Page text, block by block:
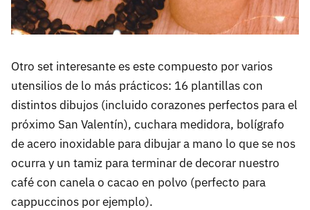
Otro set interesante es este compuesto por varios
utensilios de lo más prácticos: 16 plantillas con
distintos dibujos (incluido corazones perfectos para el
próximo San Valentín), cuchara medidora, bolígrafo
de acero inoxidable para dibujar a mano lo que se nos
ocurra y un tamiz para terminar de decorar nuestro
café con canela o cacao en polvo (perfecto para
cappuccinos por ejemplo).